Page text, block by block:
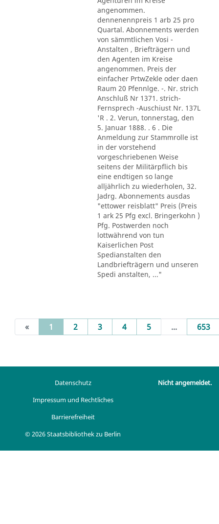
angenommen.
dennenennpreis 1 arb 25 pro
Quartal. Abonnements werden
von sämmtlichen Vosi -
Anstalten , Briefträgern und
den Agenten im Kreise
angenommen. Preis der
einfacher PrtwZekle oder daen
Raum 20 Pfennlge. -. Nr. strich
Anschluß Nr 1371. strich-
Fernsprech -Auschiust Nr. 137L
'R . 2. Verun, tonnerstag, den
5. Januar 1888. . 6 . Die
Anmeldung zur Stammrolle ist
in der vorstehend
vorgeschriebenen Weise
seitens der Militärpflich bis
eine endtigen so lange
alljährlich zu wiederholen, 32.
Jadrg. Abonnements ausdas
"ettower reisblatt" Preis (Preis
1 ark 25 Pfg excl. Bringerkohn )
Pfg. Postwerden noch
lottwährend von tun
Kaiserlichen Post
Spedianstalten den
Landbriefträgern und unseren
Spedi anstalten, ..."
« 1 (current)
2 3 4 5 ... 653
Datenschutz
Impressum und Rechtliches
Barrierefreiheit
© 2026 Staatsbibliothek zu Berlin
Nicht angemeldet.